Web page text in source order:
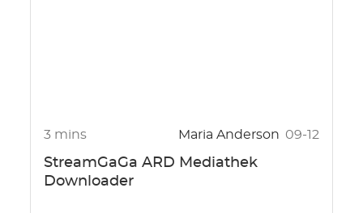
3 mins Maria Anderson 09-12
StreamGaGa ARD Mediathek
Downloader